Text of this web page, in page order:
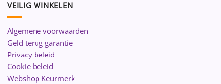
VEILIG WINKELEN
Algemene voorwaarden
Geld terug garantie
Privacy beleid
Cookie beleid
Webshop Keurmerk